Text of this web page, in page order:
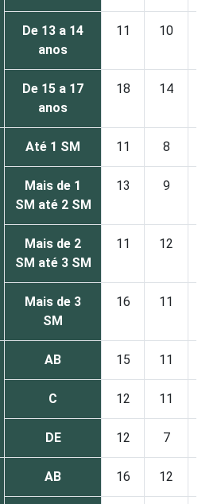
De 13 a 14
anos
11 10
De 15 a 17
anos
18 14
Até 1 SM 11 8
Mais de 1
SM até 2 SM
13 9
Mais de 2
SM até 3 SM
11 12
Mais de 3
SM
16 11
AB 15 11
C 12 11
DE 12 7
AB 16 12